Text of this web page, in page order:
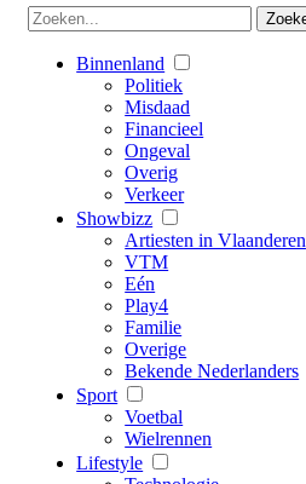
Binnenland
Politiek
Misdaad
Financieel
Ongeval
Overig
Verkeer
Showbizz
Artiesten in Vlaanderen
VTM
Eén
Play4
Familie
Overige
Bekende Nederlanders
Sport
Voetbal
Wielrennen
Lifestyle